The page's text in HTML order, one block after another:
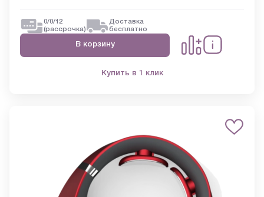
0/0/12
(рассрочка)
Доставка
бесплатно
В корзину
Купить в 1 клик